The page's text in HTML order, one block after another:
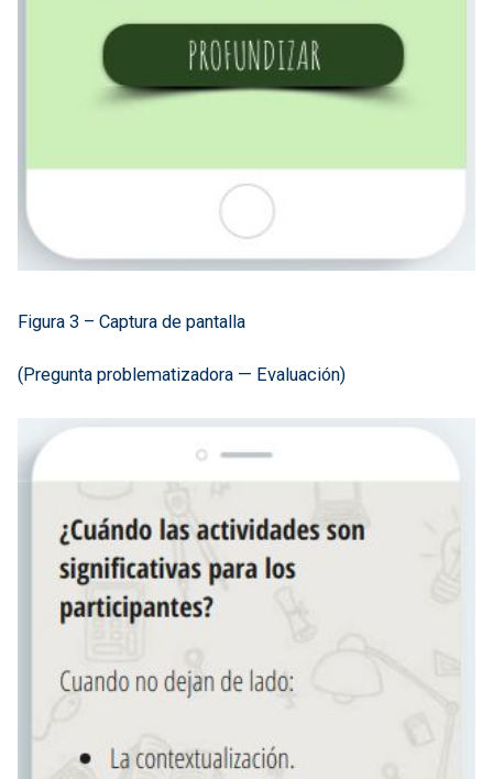
Figura 3 – Captura de pantalla
(Pregunta problematizadora — Evaluación)